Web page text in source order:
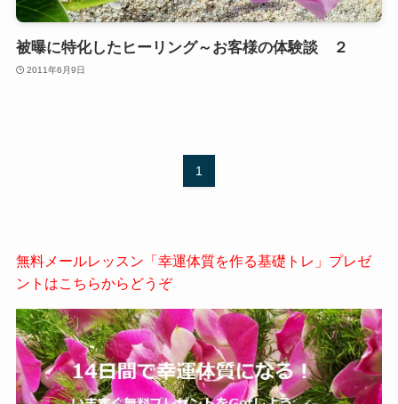
被曝に特化したヒーリング～お客様の体験談 ２
2011年6月9日
1
無料メールレッスン「幸運体質を作る基礎トレ」プレゼ
ントはこちらからどうぞ